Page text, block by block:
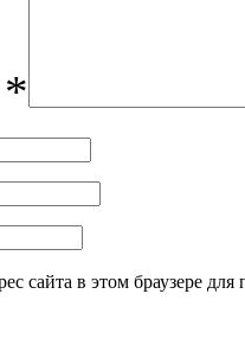
*
сайта в этом браузере